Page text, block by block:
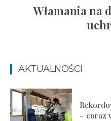
Włamania na
AKTUALNOŚCI
– coraz